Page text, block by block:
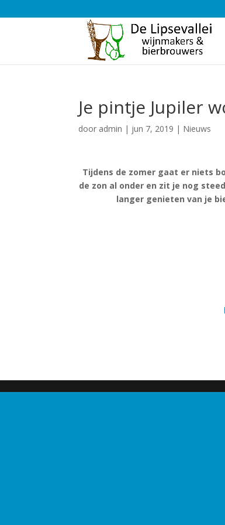
Je pintje Jupiler
door admin | jun 7, 2019 | Nieuws
Tijdens de zomer gaat er niets
de zon al onder en zit je nog
langer genieten van je